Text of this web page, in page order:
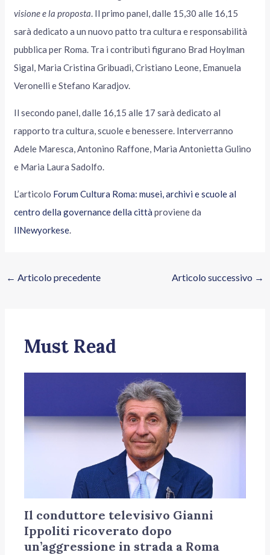
visione e la proposta. Il primo panel, dalle 15,30 alle 16,15
sarà dedicato a un nuovo patto tra cultura e responsabilità
pubblica per Roma. Tra i contributi figurano Brad Hoylman
Sigal, Maria Cristina Gribuadi, Cristiano Leone, Emanuela
Veronelli e Stefano Karadjov.
Il secondo panel, dalle 16,15 alle 17 sarà dedicato al
rapporto tra cultura, scuole e benessere. Interverranno
Adele Maresca, Antonino Raffone, Maria Antonietta Gulino
e Maria Laura Sadolfo.
L’articolo Forum Cultura Roma: musei, archivi e scuole al
centro della governance della città proviene da
IlNewyorkese.
← Articolo precedente Articolo successivo →
Must Read
Il conduttore televisivo Gianni
Ippoliti ricoverato dopo
un’aggressione in strada a Roma